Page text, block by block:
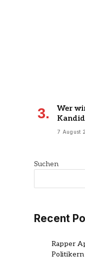
Wer
7 August
Suchen
Recent
Rapper